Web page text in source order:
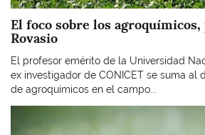
El foco sobre los
Rovasio
El profesor emérito de la Universidad
ex investigador de CONICET se suma al
de agroquímicos en el campo...